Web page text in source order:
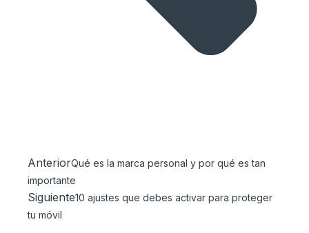
AnteriorQué es la marca personal y por qué es tan
importante
Siguiente10 ajustes que debes activar para proteger
tu móvil